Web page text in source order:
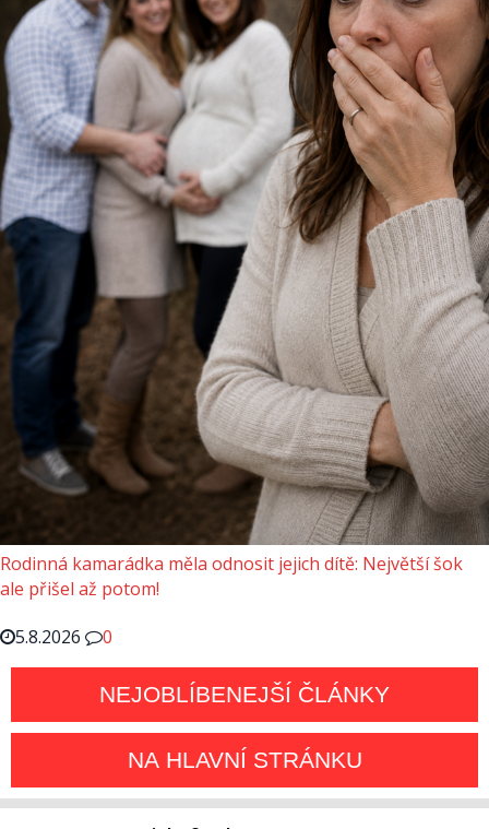
Rodinná kamarádka měla odnosit jejich dítě: Největší šok
ale přišel až potom!
5.8.2026
0
NEJOBLÍBENEJŠÍ ČLÁNKY
NA HLAVNÍ STRÁNKU